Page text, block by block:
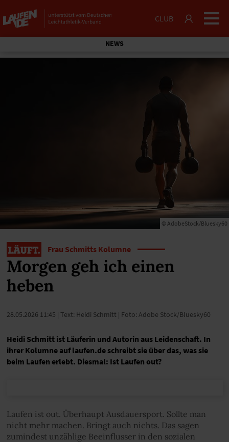
CLUB
NEWS
© AdobeStock/Bluesky60
Frau Schmitts Kolumne
Morgen geh ich einen
heben
28.05.2026 11:45 | Text: Heidi Schmitt | Foto: Adobe Stock/Bluesky60
Heidi Schmitt ist Läuferin und Autorin aus Leidenschaft. In
ihrer Kolumne auf laufen.de schreibt sie über das, was sie
beim Laufen erlebt. Diesmal: Ist Laufen out?
Laufen ist out. Überhaupt Ausdauersport. Sollte man
nicht mehr machen. Bringt auch nichts. Das sagen
zumindest unzählige Beeinflusser in den sozialen